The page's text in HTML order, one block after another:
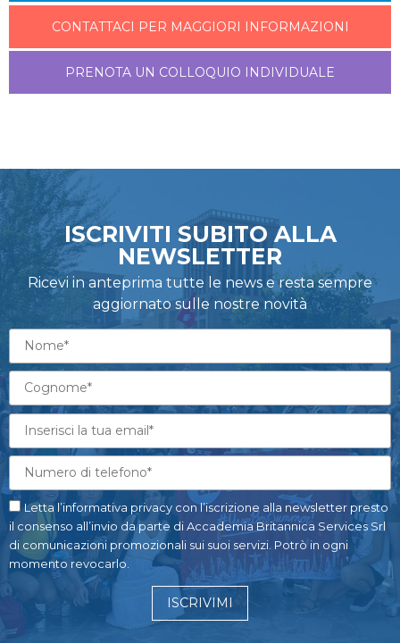
CONTATTACI PER MAGGIORI INFORMAZIONI
PRENOTA UN COLLOQUIO INDIVIDUALE
ISCRIVITI SUBITO ALLA
NEWSLETTER
Ricevi in anteprima tutte le news e resta sempre
aggiornato sulle nostre novità
Letta l’informativa privacy con l’iscrizione alla newsletter presto
il consenso all’invio da parte di Accademia Britannica Services Srl
di comunicazioni promozionali sui suoi servizi. Potrò in ogni
momento revocarlo.
ISCRIVIMI